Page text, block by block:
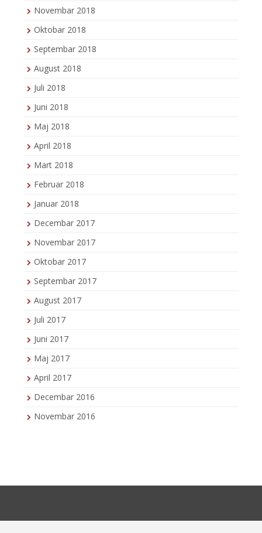
Novembar 2018
Oktobar 2018
Septembar 2018
August 2018
Juli 2018
Juni 2018
Maj 2018
April 2018
Mart 2018
Februar 2018
Januar 2018
Decembar 2017
Novembar 2017
Oktobar 2017
Septembar 2017
August 2017
Juli 2017
Juni 2017
Maj 2017
April 2017
Decembar 2016
Novembar 2016